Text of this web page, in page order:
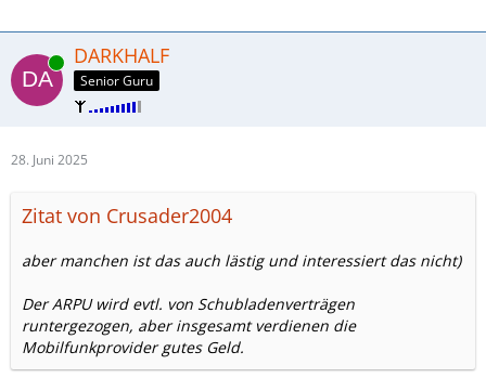
Online DARKHALF
Senior Guru
28. Juni 2025
Zitat von Crusader2004
aber manchen ist das auch lästig und interessiert das nicht)
Der ARPU wird evtl. von Schubladenverträgen
runtergezogen, aber insgesamt verdienen die
Mobilfunkprovider gutes Geld.